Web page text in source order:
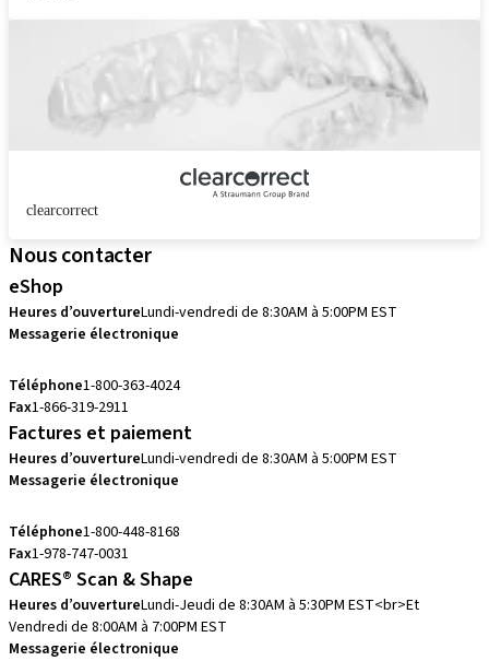
clearcorrect
Nous contacter
eShop
Heures d’ouvertureLundi-vendredi de 8:30AM à 5:00PM EST
Messagerie électronique
Téléphone1-800-363-4024
Fax1-866-319-2911
Factures et paiement
Heures d’ouvertureLundi-vendredi de 8:30AM à 5:00PM EST
Messagerie électronique
Téléphone1-800-448-8168
Fax1-978-747-0031
CARES® Scan & Shape
Heures d’ouvertureLundi-Jeudi de 8:30AM à 5:30PM EST<br>Et
Vendredi de 8:00AM à 7:00PM EST
Messagerie électronique